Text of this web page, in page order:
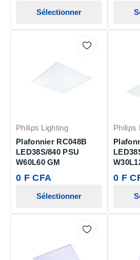
Sélectionner
Philips Lighting
Plafonnier RC048B
LED38S/840 PSU
W60L60 GM
0 F CFA
Sélectionner
Philips
0 F